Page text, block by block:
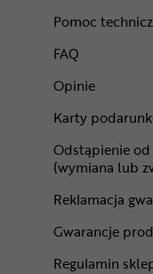
Pomoc
FAQ
Opinie
Karty
Odstąpienie
(wymiana lub
Reklamacja
Gwarancje
Regulamin